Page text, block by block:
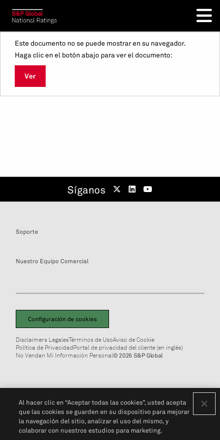
Este documento no se puede mostrar en su navegador.
Haga clic en el botón abajo para ver el documento:
Ver
Síganos
Soporte
Nuestro Equipo Comercial
Configuración de cookies
Disclaimers LegalesTérminos de UsoAviso de Cookie
Política de PrivacidadPortal de privacidad del cliente (en inglés)
No Vendan Mi Información Personal© 2026 S&P Global
Al hacer clic en “Aceptar todas las cookies”, usted acepta
que las cookies se guarden en su dispositivo para mejorar
la navegación del sitio, analizar el uso del mismo, y
colaborar con nuestros estudios para marketing.